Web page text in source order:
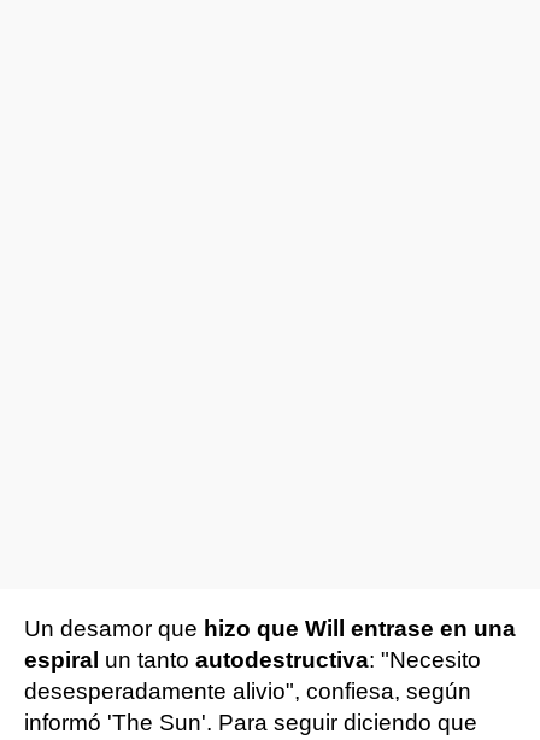
Un desamor que hizo que Will entrase en una
espiral un tanto autodestructiva: "Necesito
desesperadamente alivio", confiesa, según
informó 'The Sun'. Para seguir diciendo que